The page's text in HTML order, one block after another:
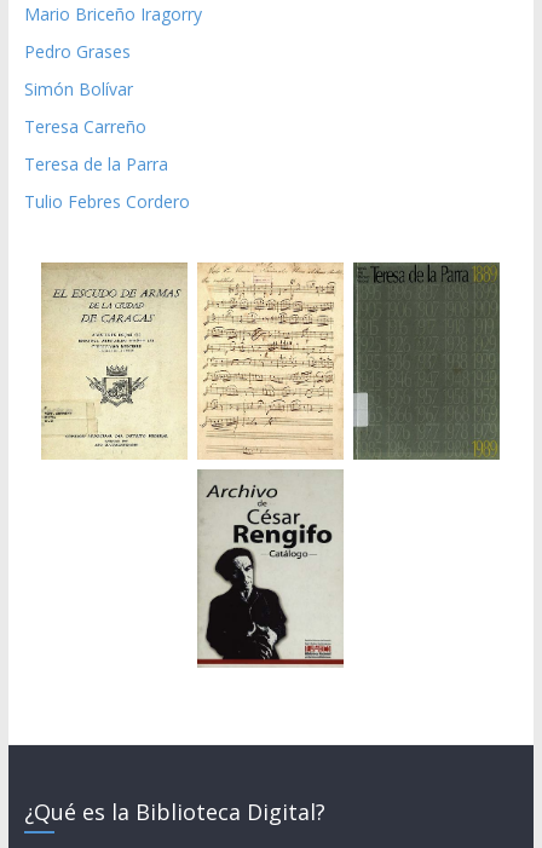
Mario Briceño Iragorry
Pedro Grases
Simón Bolívar
Teresa Carreño
Teresa de la Parra
Tulio Febres Cordero
¿Qué es la Biblioteca Digital?